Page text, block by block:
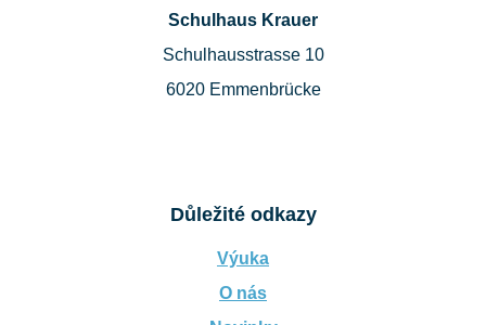
Schulhaus Krauer
Schulhausstrasse 10
6020 Emmenbrücke
Důležité odkazy
Výuka
O nás